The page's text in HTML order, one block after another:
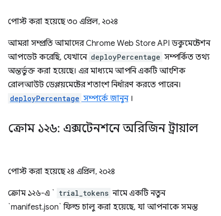
পোস্ট করা হয়েছে৩০ এপ্রিল, ২০২৪
আমরা সম্প্রতি আমাদের Chrome Web Store API ডকুমেন্টেশন
আপডেট করেছি, যেখানে deployPercentage সম্পর্কিত তথ্য
অন্তর্ভুক্ত করা হয়েছে। এর মাধ্যমে আপনি একটি আংশিক
রোলআউট ডেপ্লয়মেন্টের শতাংশ নির্ধারণ করতে পারেন।
deployPercentage সম্পর্কে জানুন।
ক্রোম ১২৬: এক্সটেনশনে অরিজিন ট্রায়াল
পোস্ট করা হয়েছে২৪ এপ্রিল, ২০২৪
ক্রোম ১২৬-এ ` trial_tokens নামে একটি নতুন
`manifest.json` ফিল্ড চালু করা হয়েছে, যা আপনাকে সমস্ত